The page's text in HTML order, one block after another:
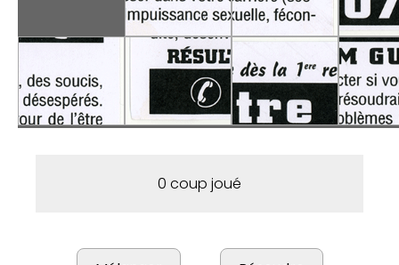
0 coup joué